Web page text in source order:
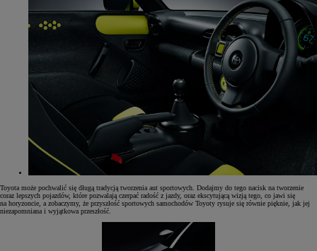
Toyota może pochwalić się długą tradycją tworzenia aut sportowych. Dodajmy do tego nacisk na tworzenie
coraz lepszych pojazdów, które pozwalają czerpać radość z jazdy, oraz ekscytującą wizją tego, co jawi się
na horyzoncie, a zobaczymy, że przyszłość sportowych samochodów Toyoty rysuje się równie pięknie, jak jej
niezapomniana i wyjątkowa przeszłość.